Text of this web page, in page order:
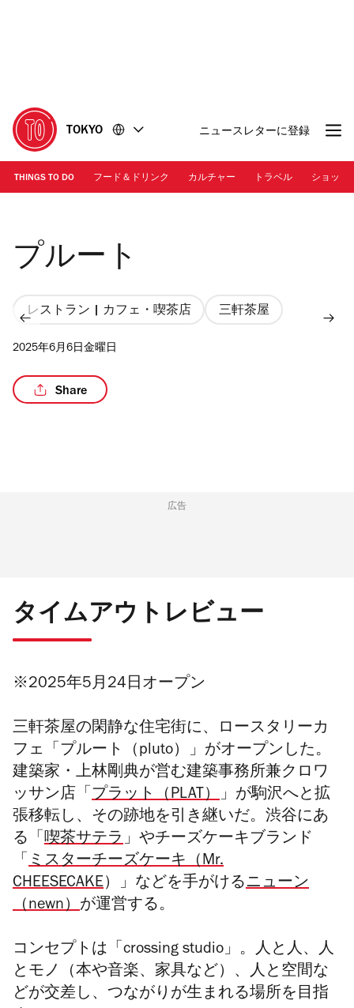
に
移
動
移
動
TOKYO ニュースレターに登録
THINGS TO DO フード＆ドリンク カルチャー トラベル ショッピ
Photo: Kisa Toyoshima | 店内
プルート
レストラン | カフェ・喫茶店 三軒茶屋
2025年6月6日金曜日
Share
広告
タイムアウトレビュー
※2025年5月24日オープン
三軒茶屋の閑静な住宅街に、ロースタリーカ
フェ「プルート（pluto）」がオープンした。
建築家・上林剛典が営む建築事務所兼クロワ
ッサン店「 プラット（PLAT）」が駒沢へと拡
張移転し、その跡地を引き継いだ。渋谷にあ
る「 喫茶サテラ」やチーズケーキブランド
「 ミスターチーズケーキ（Mr.
CHEESECAKE）」などを手がけるニューン
（newn）が運営する。
コンセプトは「crossing studio」。人と人、人
とモノ（本や音楽、家具など）、人と空間な
どが交差し、つながりが生まれる場所を目指